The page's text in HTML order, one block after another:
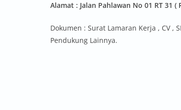
Alamat : Jalan Pahlawan No 01 RT 31
Dokumen : Surat Lamaran Kerja , CV ,
Pendukung Lainnya.